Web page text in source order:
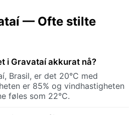
— Ofte stilte
i Gravataí akkurat nå?
Brasil, er det 20°C med
er 85% og vindhastigheten
føles som 22°C.